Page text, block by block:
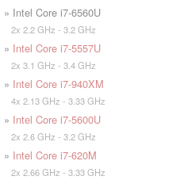
» Intel Core i7-6560U
2x 2.2 GHz - 3.2 GHz
» Intel Core i7-5557U
2x 3.1 GHz - 3.4 GHz
» Intel Core i7-940XM
4x 2.13 GHz - 3.33 GHz
» Intel Core i7-5600U
2x 2.6 GHz - 3.2 GHz
» Intel Core i7-620M
2x 2.66 GHz - 3.33 GHz